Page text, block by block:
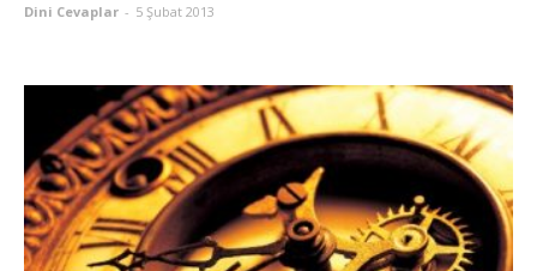
Dini Cevaplar - 5 Şubat 2013